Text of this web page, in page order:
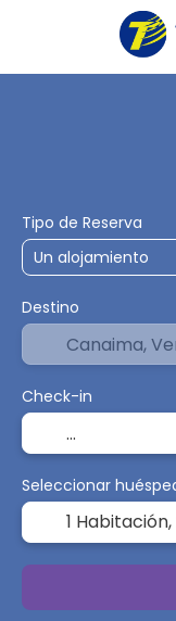
Tipo de Reserva
Destino
Check-in
Seleccionar
1 Habitación,